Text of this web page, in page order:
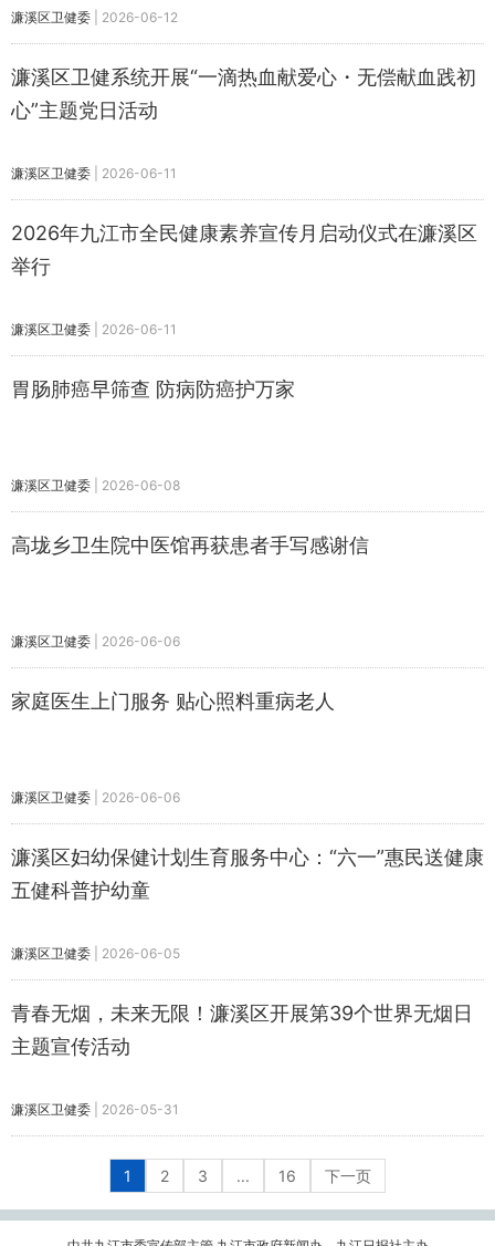
濂溪区卫健委 2026-06-12
濂溪区卫健系统开展“一滴热血献爱心・无偿献血践初
心”主题党日活动
濂溪区卫健委 2026-06-11
2026年九江市全民健康素养宣传月启动仪式在濂溪区
举行
濂溪区卫健委 2026-06-11
胃肠肺癌早筛查 防病防癌护万家
濂溪区卫健委 2026-06-08
高垅乡卫生院中医馆再获患者手写感谢信
濂溪区卫健委 2026-06-06
家庭医生上门服务 贴心照料重病老人
濂溪区卫健委 2026-06-06
濂溪区妇幼保健计划生育服务中心：“六一”惠民送健康
五健科普护幼童
濂溪区卫健委 2026-06-05
青春无烟，未来无限！濂溪区开展第39个世界无烟日
主题宣传活动
濂溪区卫健委 2026-05-31
1 2 3 ... 16 下一页